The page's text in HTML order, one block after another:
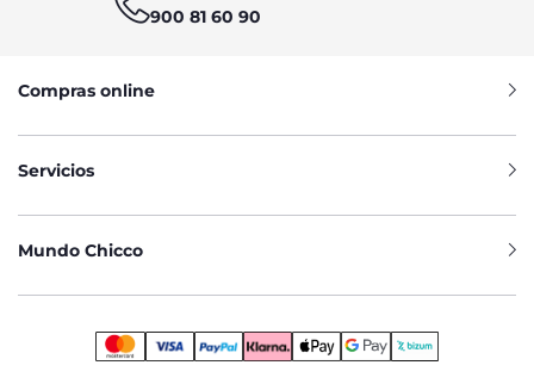
900 81 60 90
Compras online
Servicios
Mundo Chicco